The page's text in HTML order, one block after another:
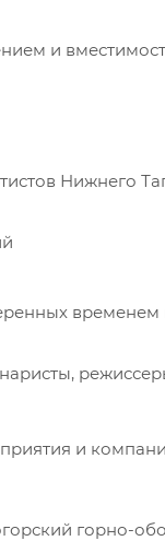
и
Нижнего
временем
и
горно-